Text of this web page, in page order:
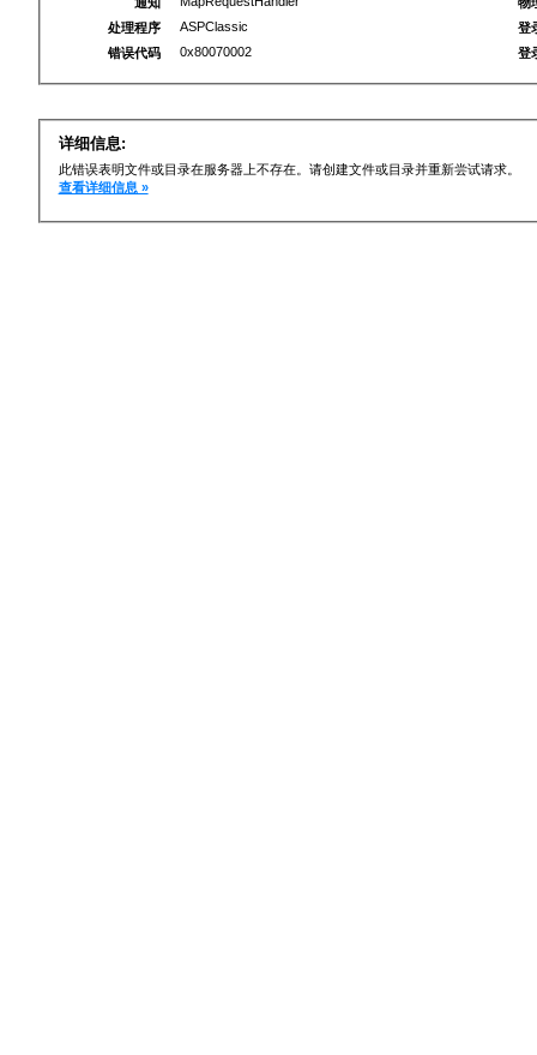
处理程序
ASPClassic
错误代码
0x80070002
登
登
详细信息:
此错误表明文件或目录在服务器上不存在。请创建文件或目录并重新尝试请求。
查看详细信息 »